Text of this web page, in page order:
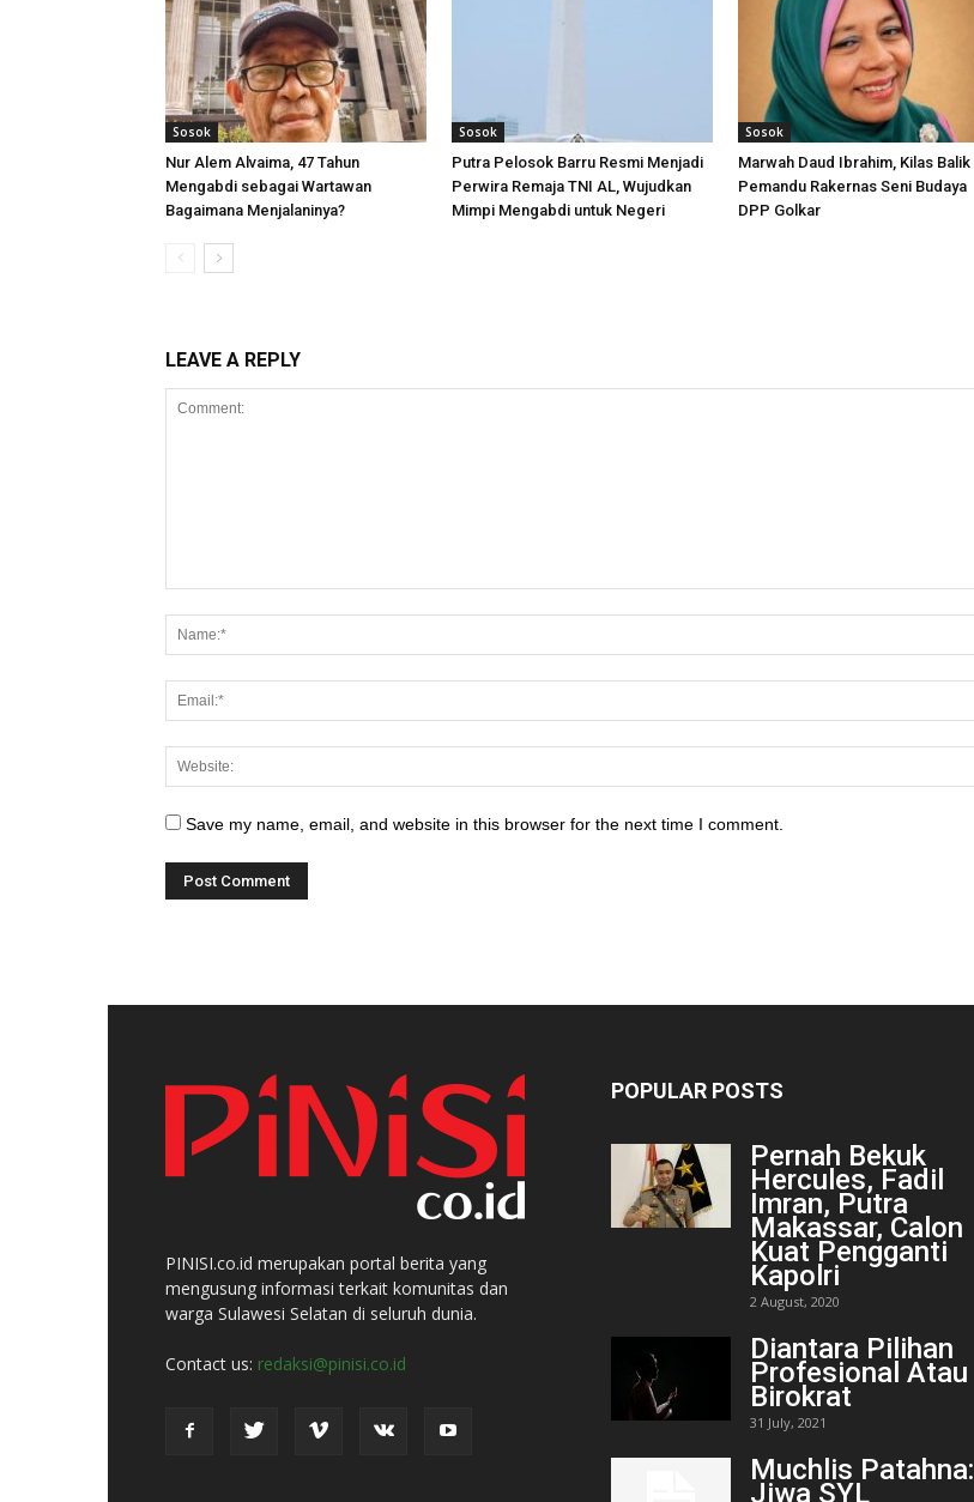
Sosok
Nur Alem Alvaima, 47 Tahun
Mengabdi sebagai Wartawan
Bagaimana Menjalaninya?
Sosok
Putra Pelosok Barru Resmi Menjadi
Perwira Remaja TNI AL, Wujudkan
Mimpi Mengabdi untuk Negeri
Sosok
Marwah Daud Ibrahim, Kilas Balik
Pemandu Rakernas Seni Budaya
DPP Golkar
LEAVE A REPLY
Save my name, email, and website in this browser for the next time I comment.
PINISI.co.id merupakan portal berita yang
mengusung informasi terkait komunitas dan
warga Sulawesi Selatan di seluruh dunia.
Contact us: redaksi@pinisi.co.id
POPULAR POSTS
Pernah Bekuk
Hercules, Fadil
Imran, Putra
Makassar, Calon
Kuat Pengganti
Kapolri
2 August, 2020
Diantara Pilihan
Profesional Atau
Birokrat
31 July, 2021
Muchlis Patahna:
Jiwa SYL